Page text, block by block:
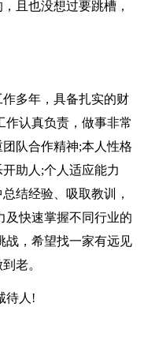
且也没想过要跳槽，
多年，具备扎实的财
作认真负责，做事非常
队合作精神;本人性格
助人;个人适应能力
结经验、吸取教训，
及快速掌握不同行业的
战，希望找一家有远见
老。
待人!